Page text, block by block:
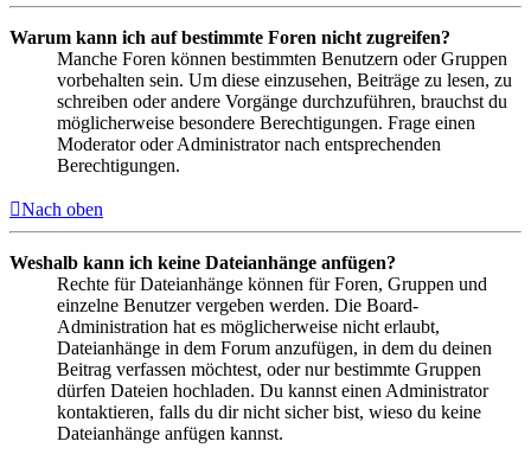
Warum kann ich auf bestimmte Foren nicht zugreifen?
Manche Foren können bestimmten Benutzern oder Gruppen
vorbehalten sein. Um diese einzusehen, Beiträge zu lesen, zu
schreiben oder andere Vorgänge durchzuführen, brauchst du
möglicherweise besondere Berechtigungen. Frage einen
Moderator oder Administrator nach entsprechenden
Berechtigungen.
Nach oben
Weshalb kann ich keine Dateianhänge anfügen?
Rechte für Dateianhänge können für Foren, Gruppen und
einzelne Benutzer vergeben werden. Die Board-
Administration hat es möglicherweise nicht erlaubt,
Dateianhänge in dem Forum anzufügen, in dem du deinen
Beitrag verfassen möchtest, oder nur bestimmte Gruppen
dürfen Dateien hochladen. Du kannst einen Administrator
kontaktieren, falls du dir nicht sicher bist, wieso du keine
Dateianhänge anfügen kannst.